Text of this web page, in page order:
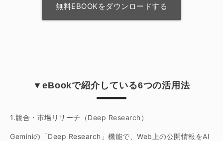
無料EBOOKをダウンロードする
▼eBookで紹介している6つの活用法
1.競合・市場リサーチ（Deep Research）
Geminiの「Deep Research」機能で、Web上の公開情報をAI